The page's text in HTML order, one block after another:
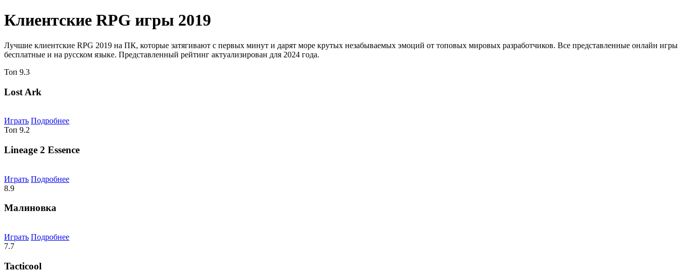
Клиентские RPG игры 2019
Лучшие клиентские RPG 2019 на ПК, которые затягивают с первых минут и дарят море крутых незабываемых эмоций от топовых мировых разработчиков. Все представленные онлайн игры
бесплатные и на русском языке. Представленный рейтинг актуализирован для 2024 года.
Топ 9.3
Lost Ark
Играть Подробнее
Топ 9.2
Lineage 2 Essence
Играть Подробнее
8.9
Малиновка
Играть Подробнее
7.7
Tacticool